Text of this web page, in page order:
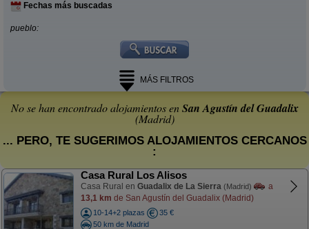
Fechas más buscadas
pueblo:
MÁS FILTROS
No se han encontrado alojamientos enSan Agustín del Guadalix
(Madrid)
... PERO, TE SUGERIMOS ALOJAMIENTOS CERCANOS
:
Casa Rural Los Alisos
Casa Rural en Guadalix de La Sierra (Madrid)
a
13,1 km de San Agustín del Guadalix (Madrid)
10-14+2 plazas
35 €
50 km de Madrid